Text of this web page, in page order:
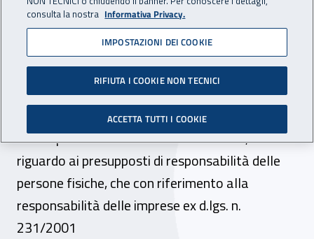
Corso di alta formazione:
"La tutela penale della
sicurezza sul lavoro"
Il Caf approfondisce le tematiche legate alla
tutela penale della sicurezza sul lavoro, sia con
riguardo ai presupposti di responsabilità delle
persone fisiche, che con riferimento alla
responsabilità delle imprese ex d.lgs. n.
231/2001
consulta la nostra Informativa Privacy.
IMPOSTAZIONI DEI COOKIE
RIFIUTA I COOKIE NON TECNICI
ACCETTA TUTTI I COOKIE